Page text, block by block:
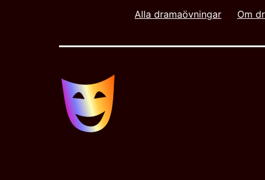
Alla dramaövningar Om